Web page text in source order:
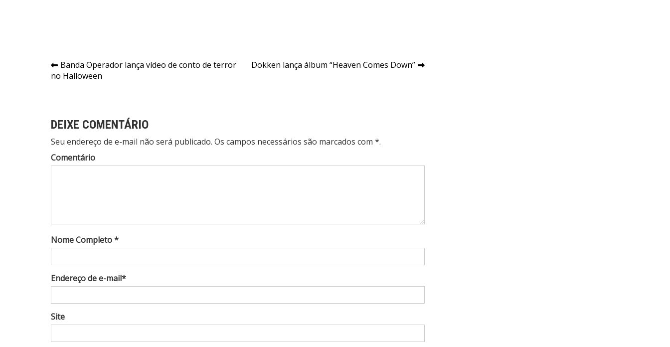
Navegação
de
Banda Operador lança vídeo de conto de terror
no Halloween
Dokken lança álbum “Heaven Comes Down”
DEIXE COMENTÁRIO
Seu endereço de e-mail não será publicado. Os campos necessários são marcados com *.
Comentário
Nome Completo *
Endereço de e-mail*
Site